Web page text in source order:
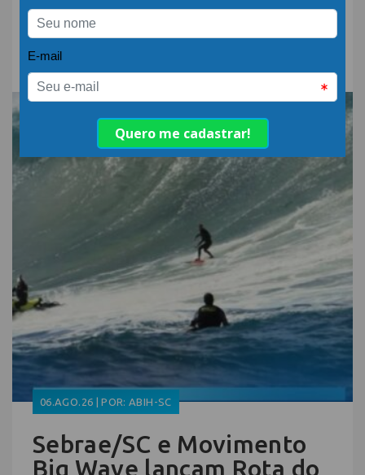
detergente alcalino e
neutro?
06.AGO.26 | POR: ABIH-SC
Sebrae/SC e Movimento
Big Wave lançam Rota do